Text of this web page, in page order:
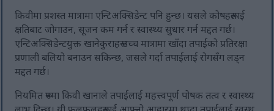
किवीमा प्रशस्त मात्रामा एन्टिअक्सिडेन्ट पनि हुन्छ। यसले कोषहरूलाई
क्षतिबाट जोगाउन, सूजन कम गर्न र स्वास्थ्य सुधार गर्न मद्दत गर्छ।
एन्टिअक्सिडेन्टयुक्त खानेकुराहरू उच्च मात्रामा खाँदा तपाईंको प्रतिरक्षा
प्रणाली बलियो बनाउन सकिन्छ, जसले गर्दा तपाईंलाई रोगसँग लड्न
मद्दत गर्छ।
नियमित रूपमा किवी खानाले तपाईंलाई महत्त्वपूर्ण पोषक तत्व र स्वास्थ्य